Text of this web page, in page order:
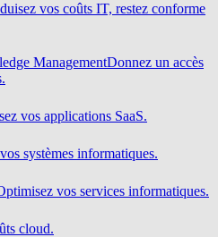
vos coûts IT, restez conforme
ManagementDonnez un accès
vos applications SaaS.
systèmes informatiques.
vos services informatiques.
cloud.